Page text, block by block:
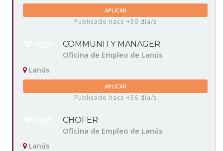
APLICAR
Publicado hace +30 día/s
COMMUNITY MANAGER
Oficina de Empleo de Lanús
Lanús
APLICAR
Publicado hace +36 día/s
CHOFER
Oficina de Empleo de Lanús
Lanús